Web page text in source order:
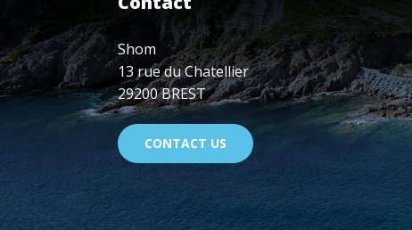
Shom
13 rue du Chatellier
29200 BREST
CONTACT US